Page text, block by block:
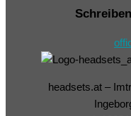
headsets.at –